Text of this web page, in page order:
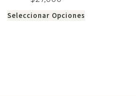
Seleccionar Opciones